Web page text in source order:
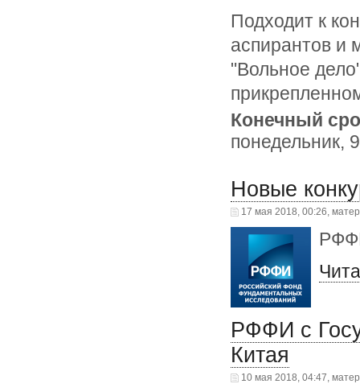
Подходит к
аспирантов
"Вольное
Конечный
понедельник,
Новые
17 мая 2018, 00:26,
РФФИ с
Китая
10 мая 2018, 04:47,